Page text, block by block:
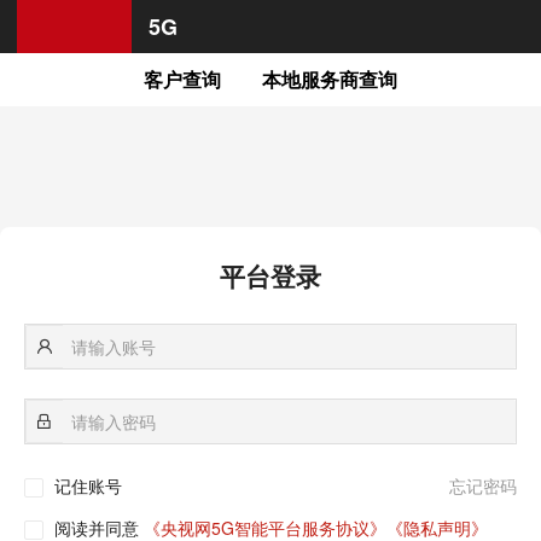
5G
客户查询 本地服务商查询
平台登录
记住账号
忘记密码
阅读并同意 《央视网5G智能平台服务协议》 《隐私声明》